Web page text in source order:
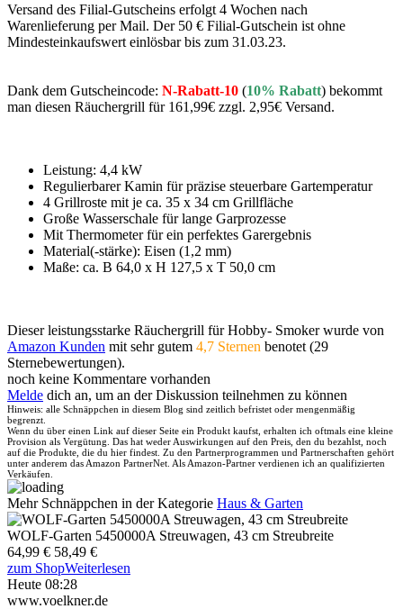
Versand des Filial-Gutscheins erfolgt 4 Wochen nach
Warenlieferung per Mail. Der 50 € Filial-Gutschein ist ohne
Mindesteinkaufswert einlösbar bis zum 31.03.23.
Dank dem Gutscheincode: N-Rabatt-10 (10% Rabatt) bekommt
man diesen Räuchergrill für 161,99€ zzgl. 2,95€ Versand.
Leistung: 4,4 kW
Regulierbarer Kamin für präzise steuerbare Gartemperatur
4 Grillroste mit je ca. 35 x 34 cm Grillfläche
Große Wasserschale für lange Garprozesse
Mit Thermometer für ein perfektes Garergebnis
Material(-stärke): Eisen (1,2 mm)
Maße: ca. B 64,0 x H 127,5 x T 50,0 cm
Dieser leistungsstarke Räuchergrill für Hobby- Smoker wurde von
Amazon Kunden mit sehr gutem 4,7 Sternen benotet (29
Sternebewertungen).
noch keine Kommentare vorhanden
Melde dich an, um an der Diskussion teilnehmen zu können
Hinweis: alle Schnäppchen in diesem Blog sind zeitlich befristet oder mengenmäßig
begrenzt.
Wenn du über einen Link auf dieser Seite ein Produkt kaufst, erhalten ich oftmals eine kleine
Provision als Vergütung. Das hat weder Auswirkungen auf den Preis, den du bezahlst, noch
auf die Produkte, die du hier findest. Zu den Partnerprogrammen und Partnerschaften gehört
unter anderem das Amazon PartnerNet. Als Amazon-Partner verdienen ich an qualifizierten
Verkäufen.
Mehr Schnäppchen in der Kategorie Haus & Garten
WOLF-Garten 5450000A Streuwagen, 43 cm Streubreite
64,99 € 58,49 €
zum ShopWeiterlesen
Heute 08:28
www.voelkner.de